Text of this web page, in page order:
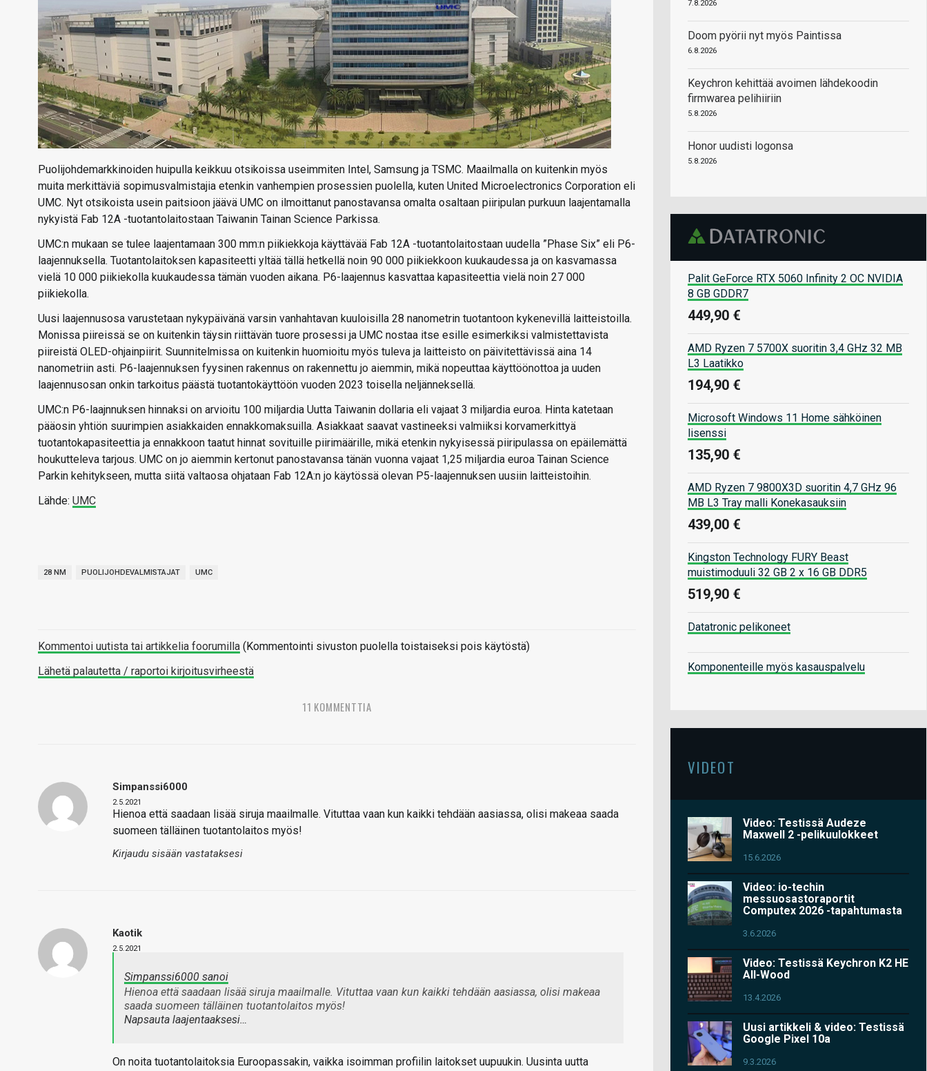
Puolijohdemarkkinoiden huipulla keikkuu otsikoissa useimmiten Intel, Samsung ja TSMC. Maailmalla on kuitenkin myös
muita merkittäviä sopimusvalmistajia etenkin vanhempien prosessien puolella, kuten United Microelectronics Corporation eli
UMC. Nyt otsikoista usein paitsioon jäävä UMC on ilmoittanut panostavansa omalta osaltaan piiripulan purkuun laajentamalla
nykyistä Fab 12A -tuotantolaitostaan Taiwanin Tainan Science Parkissa.
UMC:n mukaan se tulee laajentamaan 300 mm:n piikiekkoja käyttävää Fab 12A -tuotantolaitostaan uudella ”Phase Six” eli P6-
laajennuksella. Tuotantolaitoksen kapasiteetti yltää tällä hetkellä noin 90 000 piikiekkoon kuukaudessa ja on kasvamassa
vielä 10 000 piikiekolla kuukaudessa tämän vuoden aikana. P6-laajennus kasvattaa kapasiteettia vielä noin 27 000
piikiekolla.
Uusi laajennusosa varustetaan nykypäivänä varsin vanhahtavan kuuloisilla 28 nanometrin tuotantoon kykenevillä laitteistoilla.
Monissa piireissä se on kuitenkin täysin riittävän tuore prosessi ja UMC nostaa itse esille esimerkiksi valmistettavista
piireistä OLED-ohjainpiirit. Suunnitelmissa on kuitenkin huomioitu myös tuleva ja laitteisto on päivitettävissä aina 14
nanometriin asti. P6-laajennuksen fyysinen rakennus on rakennettu jo aiemmin, mikä nopeuttaa käyttöönottoa ja uuden
laajennusosan onkin tarkoitus päästä tuotantokäyttöön vuoden 2023 toisella neljänneksellä.
UMC:n P6-laajnnuksen hinnaksi on arvioitu 100 miljardia Uutta Taiwanin dollaria eli vajaat 3 miljardia euroa. Hinta katetaan
pääosin yhtiön suurimpien asiakkaiden ennakkomaksuilla. Asiakkaat saavat vastineeksi valmiiksi korvamerkittyä
tuotantokapasiteettia ja ennakkoon taatut hinnat sovituille piirimäärille, mikä etenkin nykyisessä piiripulassa on epäilemättä
houkutteleva tarjous. UMC on jo aiemmin kertonut panostavansa tänän vuonna vajaat 1,25 miljardia euroa Tainan Science
Parkin kehitykseen, mutta siitä valtaosa ohjataan Fab 12A:n jo käytössä olevan P5-laajennuksen uusiin laitteistoihin.
Lähde: UMC
28 NM PUOLIJOHDEVALMISTAJAT UMC
Kommentoi uutista tai artikkelia foorumilla (Kommentointi sivuston puolella toistaiseksi pois käytöstä)
Lähetä palautetta / raportoi kirjoitusvirheestä
11 KOMMENTTIA
Simpanssi6000
2.5.2021
Hienoa että saadaan lisää siruja maailmalle. Vituttaa vaan kun kaikki tehdään aasiassa, olisi makeaa saada
suomeen tälläinen tuotantolaitos myös!
Kirjaudu sisään vastataksesi
Kaotik
2.5.2021
Simpanssi6000 sanoi
Hienoa että saadaan lisää siruja maailmalle. Vituttaa vaan kun kaikki tehdään aasiassa, olisi makeaa
saada suomeen tälläinen tuotantolaitos myös!
Napsauta laajentaaksesi…
On noita tuotantolaitoksia Euroopassakin, vaikka isoimman profiilin laitokset uupuukin. Uusinta uutta
7.8.2026
Doom pyörii nyt myös Paintissa
6.8.2026
Keychron kehittää avoimen lähdekoodin
firmwarea pelihiiriin
5.8.2026
Honor uudisti logonsa
5.8.2026
Palit GeForce RTX 5060 Infinity 2 OC NVIDIA
8 GB GDDR7
449,90 €
AMD Ryzen 7 5700X suoritin 3,4 GHz 32 MB
L3 Laatikko
194,90 €
Microsoft Windows 11 Home sähköinen
lisenssi
135,90 €
AMD Ryzen 7 9800X3D suoritin 4,7 GHz 96
MB L3 Tray malli Konekasauksiin
439,00 €
Kingston Technology FURY Beast
muistimoduuli 32 GB 2 x 16 GB DDR5
519,90 €
Datatronic pelikoneet
Komponenteille myös kasauspalvelu
VIDEOT
Video: Testissä Audeze
Maxwell 2 -pelikuulokkeet
15.6.2026
Video: io-techin
messuosastoraportit
Computex 2026 -tapahtumasta
3.6.2026
Video: Testissä Keychron K2 HE
All-Wood
13.4.2026
Uusi artikkeli & video: Testissä
Google Pixel 10a
9.3.2026